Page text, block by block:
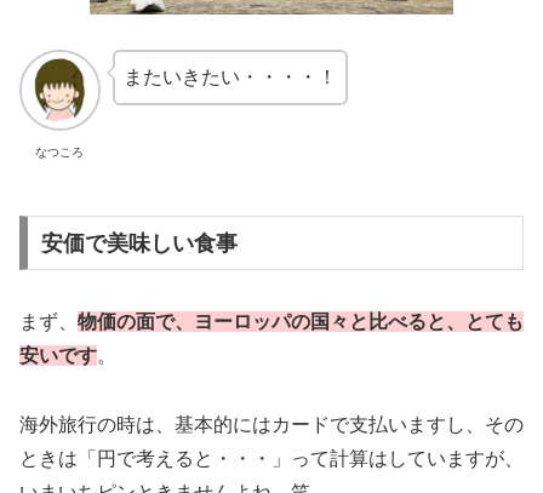
なつころ
またいきたい・・・・！
安価で美味しい食事
まず、 物価の面で、ヨーロッパの国々と比べると、とても
安いです。
海外旅行の時は、基本的にはカードで支払いますし、その
ときは「円で考えると・・・」って計算はしていますが、